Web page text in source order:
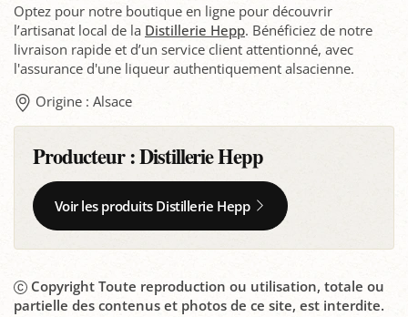
Optez pour notre boutique en ligne pour découvrir
l’artisanat local de la Distillerie Hepp. Bénéficiez de notre
livraison rapide et d’un service client attentionné, avec
l'assurance d'une liqueur authentiquement alsacienne.
Origine : Alsace
Producteur :Distillerie Hepp
Voir les produits Distillerie Hepp
Copyright Toute reproduction ou utilisation, totale ou
partielle des contenus et photos de ce site, est interdite.